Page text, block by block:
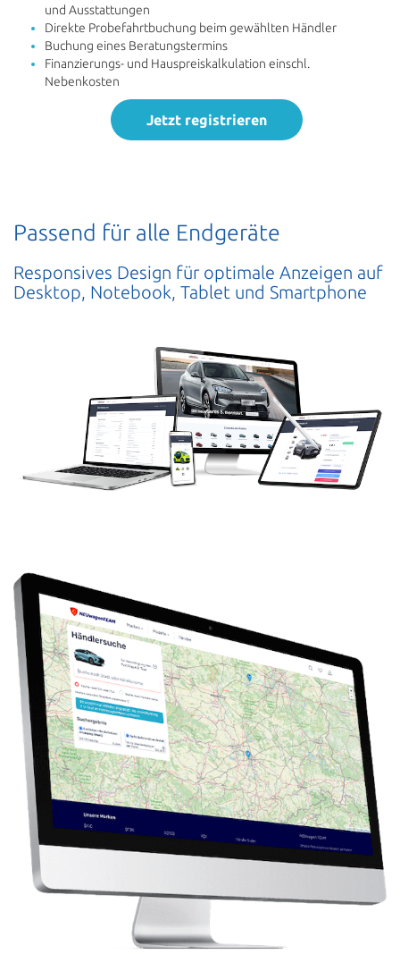
und Ausstattungen
Direkte Probefahrtbuchung beim gewählten Händler
Buchung eines Beratungstermins
Finanzierungs- und Hauspreiskalkulation einschl.
Nebenkosten
Jetzt registrieren
Passend für alle Endgeräte
Responsives Design für optimale Anzeigen auf
Desktop, Notebook, Tablet und Smartphone